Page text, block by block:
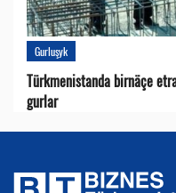
Gurluşyk
Türkmenistanda birnäçe
gurlar